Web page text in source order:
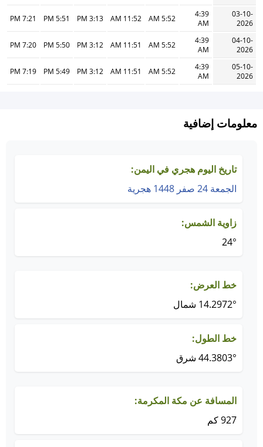
03-10-
2026
4:39
AM
5:52 AM
11:52 AM
3:13 PM
5:51 PM
7:21 PM
04-10-
2026
4:39
AM
5:52 AM
11:51 AM
3:12 PM
5:50 PM
7:20 PM
05-10-
2026
4:39
AM
5:52 AM
11:51 AM
3:12 PM
5:49 PM
7:19 PM
معلومات إضافية
تاريخ اليوم هجري في اليمن:
الجمعة 24 صفر 1448 هجرية
زاوية الشمس:
24°
خط العرض:
14.2972° شمال
خط الطول:
44.3803° شرق
المسافة عن مكة المكرمة:
927 كم